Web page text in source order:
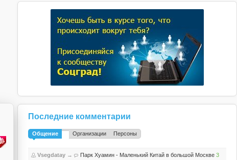
Последние комментарии
Общение Организации Персоны
Vsegdatay→ Парк Хуамин - Маленький Китай в большой Москве 3